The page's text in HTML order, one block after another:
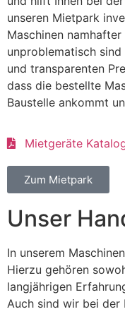
unseren Mietpark
Maschinen
unproblematisch
und transparenten
dass die bestellte
Baustelle ankommt
Mietgeräte
Zum Mietpark
Unser
In unserem
Hierzu gehören
langjährigen
Auch sind wir bei der